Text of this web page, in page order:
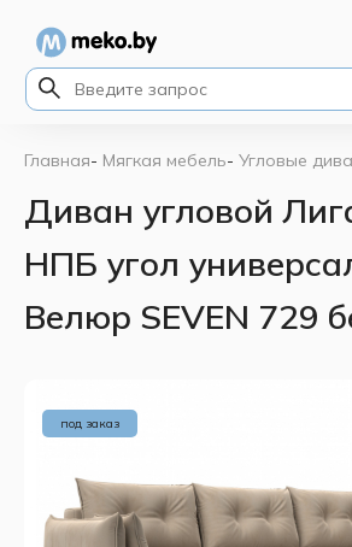
Главная- Мягкая мебель- Угловые
Диван угловой
НПБ угол
Велюр SEVEN 729
под заказ